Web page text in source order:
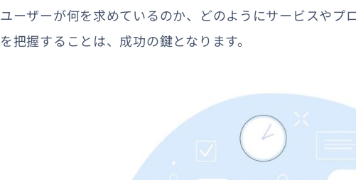
ユーザーが何を求めているのか、どのようにサービスやプ
を把握することは、成功の鍵となります。